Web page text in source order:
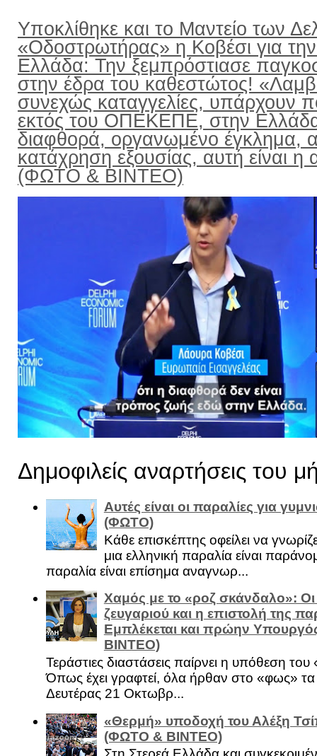
Υποκλίθηκε και το Μαντείο των
«Οδοστρωτήρας» η Κοβέσι για
Ελλάδα: Την ξεμπρόστιασε
στην έδρα του καθεστώτος!
συνεχώς καταγγελίες, υπάρχουν
εκτός του ΟΠΕΚΕΠΕ, στην
διαφθορά, οργανωμένο έγκλημα,
κατάχρηση εξουσίας, αυτή είναι η
(ΦΩΤΟ & ΒΙΝΤΕΟ)
Δημοφιλείς αναρτήσεις του
Αυτές είναι οι παραλίες για
(ΦΩΤΟ)
Κάθε επισκέπτης οφείλει να
μια ελληνική παραλία είναι
παραλία είναι επίσημα αναγνωρ...
Χαμός με το «ροζ σκάνδαλο»: Οι
ζευγαριού και η επιστολή της
Εμπλέκεται και πρώην
ΒΙΝΤΕΟ)
Τεράστιες διαστάσεις παίρνει η υπόθεση
Όπως έχει γραφτεί, όλα ήρθαν στο «φως»
Δευτέρας 21 Οκτωβρ...
«Θερμή» υποδοχή του Αλέξη
(ΦΩΤΟ & ΒΙΝΤΕΟ)